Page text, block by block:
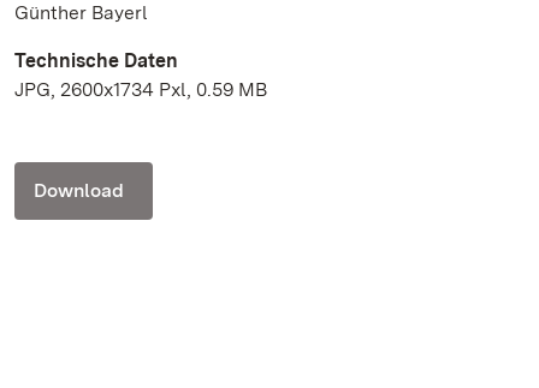
Günther Bayerl
Technische Daten
JPG, 2600x1734 Pxl, 0.59 MB
Download